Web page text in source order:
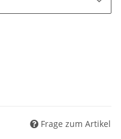
Frage zum Artikel